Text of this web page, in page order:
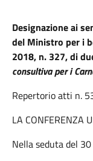
Designazione ai
del Ministro per i
2018, n. 327, di
consultiva per i
Repertorio atti n.
LA CONFERENZA
Nella seduta del